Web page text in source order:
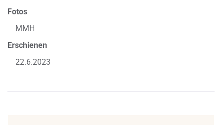
Fotos
MMH
Erschienen
22.6.2023